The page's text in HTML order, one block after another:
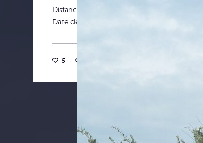
Distance focale
Date de publication
5